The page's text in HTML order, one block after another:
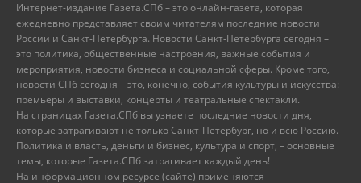
Интернет-издание Газета.СПб – это онлайн-газета, которая
ежедневно представляет своим читателям последние новости
России и Санкт-Петербурга. Новости Санкт-Петербурга сегодня –
это политика, общественные настроения, важные события и
мероприятия, новости бизнеса и социальной сферы. Кроме того,
новости СПб сегодня – это, конечно, события культуры и искусства:
премьеры и выставки, концерты и театральные спектакли.
На страницах Газета.СПб вы узнаете последние новости дня,
которые затрагивают не только Санкт-Петербург, но и всю Россию.
Политика и власть, деньги и бизнес, культура и спорт, – основные
темы, которые Газета.СПб затрагивает каждый день!
На информационном ресурсе (сайте) применяются